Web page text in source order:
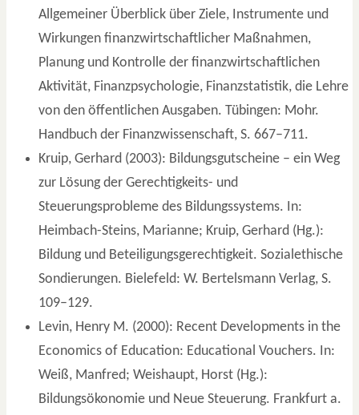
Allgemeiner Überblick über Ziele, Instrumente und
Wirkungen finanzwirtschaftlicher Maßnahmen,
Planung und Kontrolle der finanzwirtschaftlichen
Aktivität, Finanzpsychologie, Finanzstatistik, die Lehre
von den öffentlichen Ausgaben. Tübingen: Mohr.
Handbuch der Finanzwissenschaft, S. 667–711.
Kruip, Gerhard (2003): Bildungsgutscheine – ein Weg
zur Lösung der Gerechtigkeits- und
Steuerungsprobleme des Bildungssystems. In:
Heimbach-Steins, Marianne; Kruip, Gerhard (Hg.):
Bildung und Beteiligungsgerechtigkeit. Sozialethische
Sondierungen. Bielefeld: W. Bertelsmann Verlag, S.
109–129.
Levin, Henry M. (2000): Recent Developments in the
Economics of Education: Educational Vouchers. In:
Weiß, Manfred; Weishaupt, Horst (Hg.):
Bildungsökonomie und Neue Steuerung. Frankfurt a.